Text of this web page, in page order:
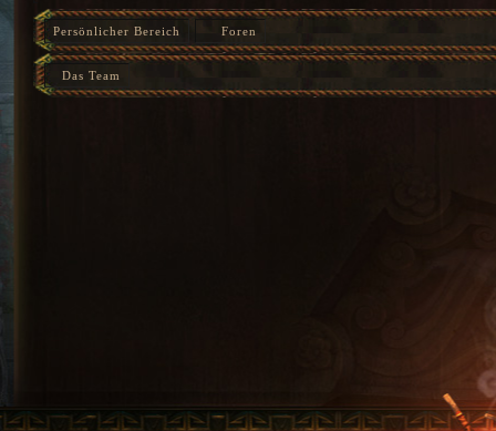
Persönlicher Bereich Foren
Das Team